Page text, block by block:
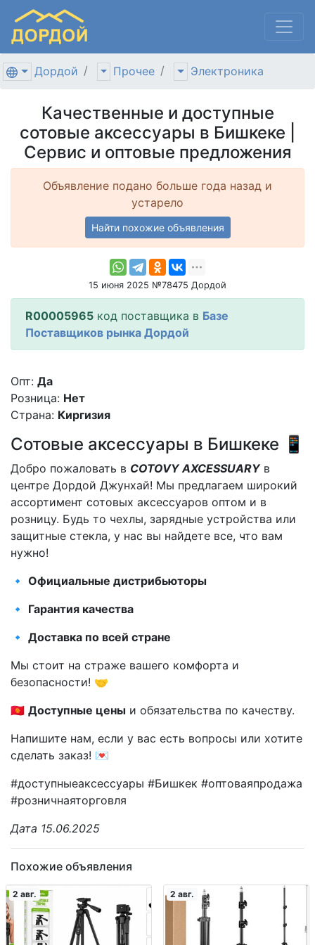
Дордой Прочее Электроника
Качественные и доступные
сотовые аксессуары в Бишкеке |
Сервис и оптовые предложения
Объявление подано больше года назад и
устарело
Найти похожие объявления
15 июня 2025 №78475 Дордой
R00005965 код поставщика в Базе
Поставщиков рынка Дордой
Опт: Да
Розница: Нет
Страна: Киргизия
Сотовые аксессуары в Бишкеке 📱
Добро пожаловать в COTOVY AXCESSUARYв
центре Дордой Джунхай! Мы предлагаем широкий
ассортимент сотовых аксессуаров оптом и в
розницу. Будь то чехлы, зарядные устройства или
защитные стекла, у нас вы найдете все, что вам
нужно!
🔹 Официальные дистрибьюторы
🔹 Гарантия качества
🔹 Доставка по всей стране
Мы стоит на страже вашего комфорта и
безопасности! 🤝
🇰🇬 Доступные цены и обязательства по качеству.
Напишите нам, если у вас есть вопросы или хотите
сделать заказ! 💌
#доступныеаксессуары #Бишкек #оптоваяпродажа
#розничнаяторговля
Дата 15.06.2025
Похожие объявления
2 авг. 2 авг.